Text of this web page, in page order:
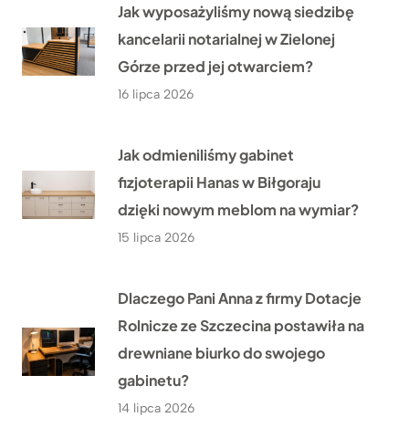
Jak wyposażyliśmy nową siedzibę
kancelarii notarialnej w Zielonej
Górze przed jej otwarciem?
16 lipca 2026
Jak odmieniliśmy gabinet
fizjoterapii Hanas w Biłgoraju
dzięki nowym meblom na wymiar?
15 lipca 2026
Dlaczego Pani Anna z firmy Dotacje
Rolnicze ze Szczecina postawiła na
drewniane biurko do swojego
gabinetu?
14 lipca 2026